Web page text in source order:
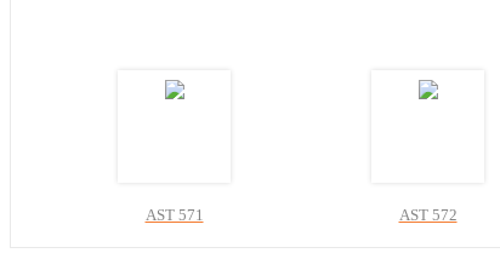
AST 571 AST 572